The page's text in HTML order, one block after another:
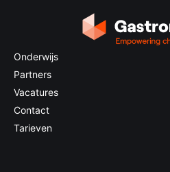
Onderwijs
Partners
Vacatures
Contact
Tarieven